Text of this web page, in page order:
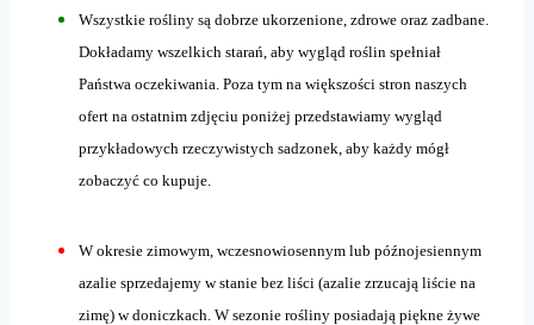
Wszystkie rośliny są dobrze ukorzenione, zdrowe oraz zadbane.
Dokładamy wszelkich starań, aby wygląd roślin spełniał
Państwa oczekiwania. Poza tym na większości stron naszych
ofert na ostatnim zdjęciu poniżej przedstawiamy wygląd
przykładowych rzeczywistych sadzonek, aby każdy mógł
zobaczyć co kupuje.
W okresie zimowym, wczesnowiosennym lub późnojesiennym
azalie sprzedajemy w stanie bez liści (azalie zrzucają liście na
zimę) w doniczkach. W sezonie rośliny posiadają piękne żywe